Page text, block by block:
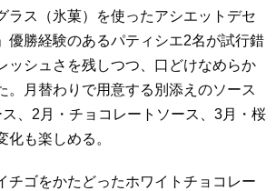
ラス（氷菓）を使ったアシエットデセ
優勝経験のあるパティシエ2名が試行錯
ッシュさを残しつつ、口どけなめらか
。月替わりで用意する別添えのソース
ス、2月・チョコレートソース、3月・桜
化も楽しめる。
チゴをかたどったホワイトチョコレー